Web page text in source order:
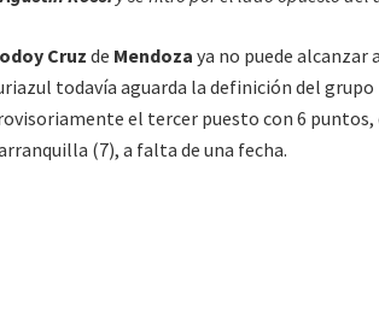
Cruz de Mendoza ya no puede alcanzar
todavía aguarda la definición del grupo
el tercer puesto con 6 puntos,
(7), a falta de una fecha.